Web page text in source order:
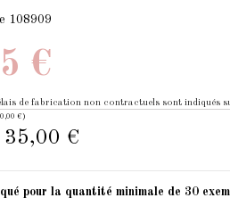
108909
€
de fabrication non contractuels sont indiqués
€)
35,00 €
pour la quantité minimale de 30